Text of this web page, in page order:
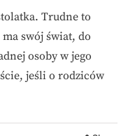
Trudne to
swój świat, do
osoby w jego
jeśli o rodziców